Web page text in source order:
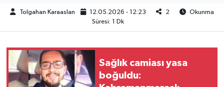
Tolgahan Karaaslan 12.05.2026 - 12:23 2
Okunma
Süresi: 1 Dk
Sağlık camiası yasa
boğuldu:
DÜNYA
TREND
MEDYA
OTOMOTİV